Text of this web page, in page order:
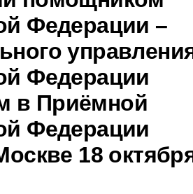
Федерации –
Федерации
в Приёмной
Федерации
18